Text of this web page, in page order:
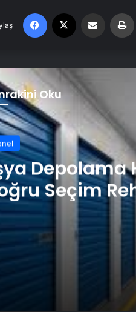
Facebook Email'den paylaş
Oku
Depolama
Seçim